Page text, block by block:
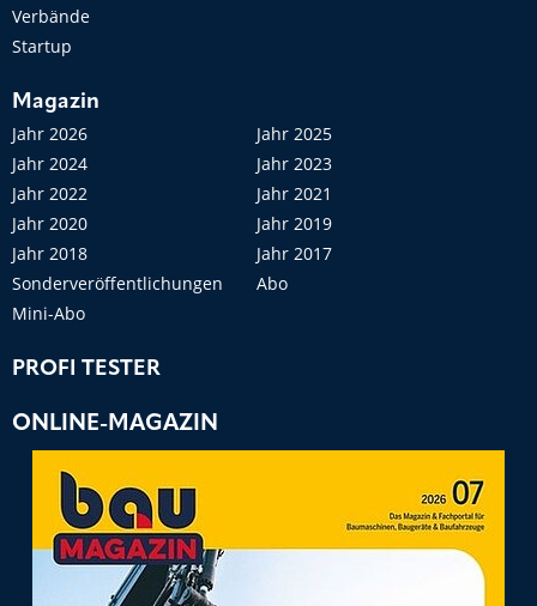
Verbände
Startup
Magazin
Jahr 2026
Jahr 2025
Jahr 2024
Jahr 2023
Jahr 2022
Jahr 2021
Jahr 2020
Jahr 2019
Jahr 2018
Jahr 2017
Sonderveröffentlichungen
Abo
Mini-Abo
PROFI TESTER
ONLINE-MAGAZIN